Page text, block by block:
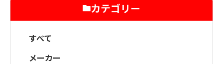
カテゴリー
すべて
メーカー